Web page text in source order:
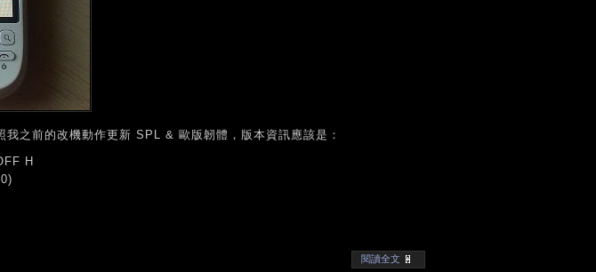
我之前的改機動作更新 SPL & 歐版韌體，版本資訊應該是：
H
閱讀全文